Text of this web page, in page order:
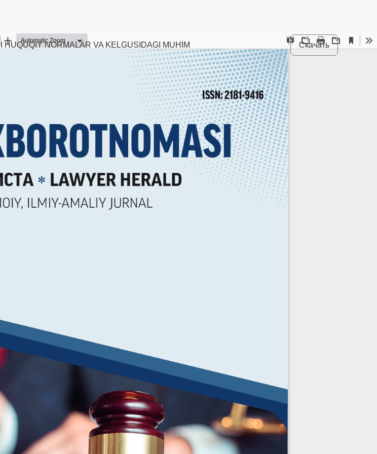
NORMALAR VA KELGUSIDAGI MUHIM
Скачать